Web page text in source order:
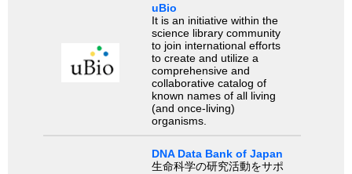
uBio
It is an initiative within the
science library community
to join international efforts
to create and utilize a
comprehensive and
collaborative catalog of
known names of all living
(and once-living)
organisms.
DNA Data Bank of Japan
生命科学の研究活動をサポ